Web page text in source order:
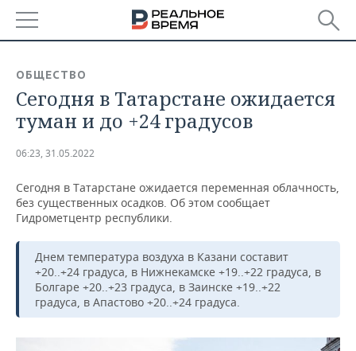
БАШКОРТОСТАН
ТАТАРСТАН
НОВОСТИ
АНАЛИТИКА
ДЕКЛАРАЦИИ О ДОХОДАХ
КОРОЛИ ГОСЗАКАЗА ПФО
ВУЗЫ ТАТАРСТАНА
КОМУ ПРИНАДЛЕЖАТ
ТАТАРСТАНА
НОВОСТИ ЭКОНОМИКИ
ФИНАНСЫ
БАНКИ
БЮДЖЕТ
ПРОМЫШЛЕННОСТЬ
НОВОСТИ
ПРОМЫШЛЕННОСТИ
АГРОПРОМ
НЕДВИЖИМОСТЬ
НОВОСТИ НЕДВИЖИМОСТИ
АВТО
НОВОСТИ АВТО
БИЗНЕС
ОБЩЕСТВО
Сегодня в Татарстане ожидается
туман и до +24 градусов
06:23, 31.05.2022
Сегодня в Татарстане ожидается переменная облачность,
без существенных осадков. Об этом сообщает
Гидрометцентр республики.
Днем температура воздуха в Казани составит
+20..+24 градуса, в Нижнекамске +19..+22 градуса, в
Болгаре +20..+23 градуса, в Заинске +19..+22
градуса, в Апастово +20..+24 градуса.